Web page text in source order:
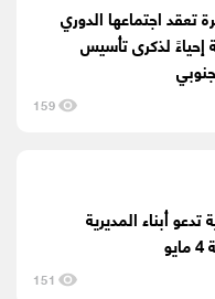
تعقد اجتماعها الدوري
إحياءً لذكرى تأسيس
159
أبناء المديرية
151